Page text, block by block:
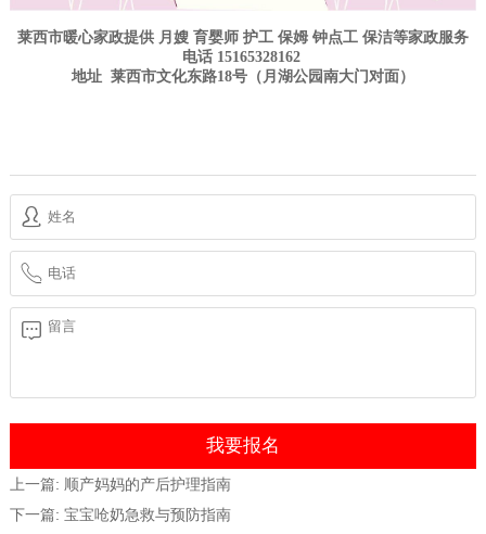
莱西市暖心家政提供 月嫂 育婴师 护工 保姆 钟点工 保洁等家政服务
电话 15165328162
地址 莱西市文化东路18号（ 月湖公园南大门对面）
上一篇: 顺产妈妈的产后护理指南
下一篇: 宝宝呛奶急救与预防指南